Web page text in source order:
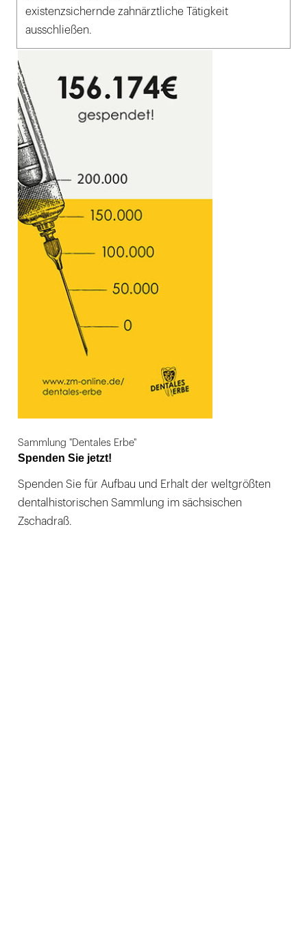
existenzsichernde zahnärztliche Tätigkeit
ausschließen.
Sammlung "Dentales Erbe"
Spenden Sie jetzt!
Spenden Sie für Aufbau und Erhalt der weltgrößten
dentalhistorischen Sammlung im sächsischen
Zschadraß.